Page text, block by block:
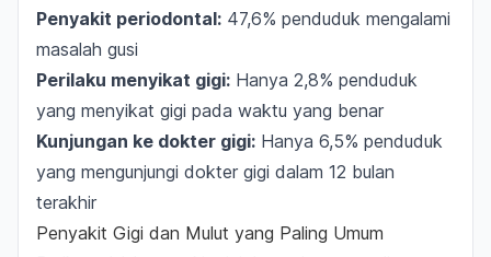
Penyakit periodontal: 47,6% penduduk mengalami
masalah gusi
Perilaku menyikat gigi: Hanya 2,8% penduduk
yang menyikat gigi pada waktu yang benar
Kunjungan ke dokter gigi: Hanya 6,5% penduduk
yang mengunjungi dokter gigi dalam 12 bulan
terakhir
Penyakit Gigi dan Mulut yang Paling Umum